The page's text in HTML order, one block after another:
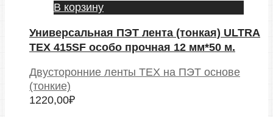
В корзину
Универсальная ПЭТ лента (тонкая) ULTRA
TEX 415SF особо прочная 12 мм*50 м.
Двусторонние ленты TEX на ПЭТ основе
(тонкие)
1220,00₽